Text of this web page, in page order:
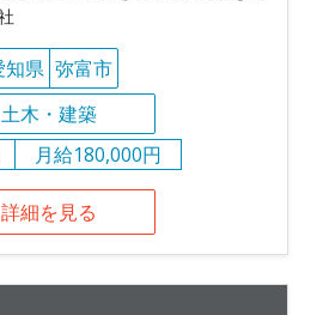
知県 弥富市
土木・建築
月給180,000円
詳細を見る